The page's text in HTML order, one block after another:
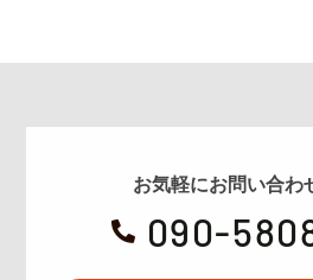
お気軽にお問い合わ
 090-